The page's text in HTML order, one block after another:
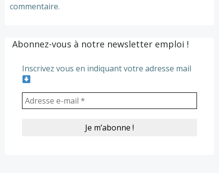
commentaire.
Abonnez-vous à notre newsletter emploi !
Inscrivez vous en indiquant votre adresse mail